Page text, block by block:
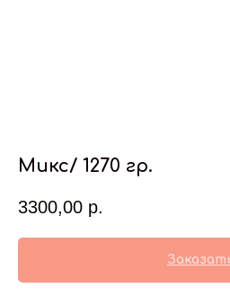
Микс/ 1270 гр.
3300,00 р.